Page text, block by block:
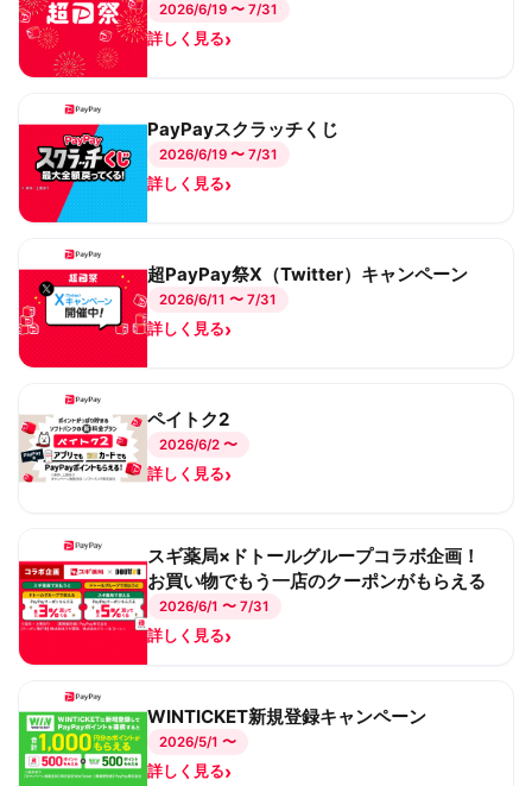
2026/6/19 〜 7/31
詳しく見る›
PayPayスクラッチくじ
2026/6/19 〜 7/31
詳しく見る›
超PayPay祭X（Twitter）キャンペーン
2026/6/11 〜 7/31
詳しく見る›
ペイトク2
2026/6/2 〜
詳しく見る›
スギ薬局×ドトールグループコラボ企画！
お買い物でもう一店のクーポンがもらえる
2026/6/1 〜 7/31
詳しく見る›
WINTICKET新規登録キャンペーン
2026/5/1 〜
詳しく見る›